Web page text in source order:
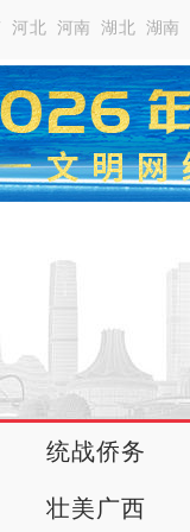
河北 河南 湖北 湖南
统战侨务
壮美广西